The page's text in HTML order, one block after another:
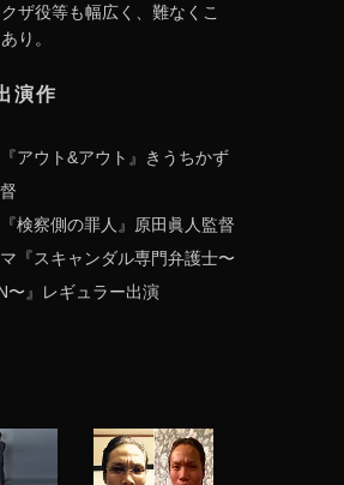
ザ役等も幅広く、難なくこ
り。
演作
『アウト&アウト』きうちかず
『検察側の罪人』原田眞人監督
マ『スキャンダル専門弁護士〜
〜』レギュラー出演